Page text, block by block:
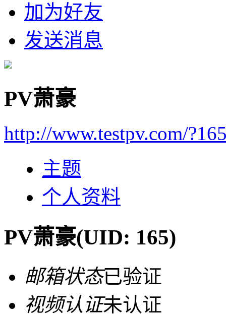
加为好友
发送消息
PV萧豪
http://www.testpv.com/
主题
个人资料
PV萧豪(UID: 165)
邮箱状态已验证
视频认证未认证